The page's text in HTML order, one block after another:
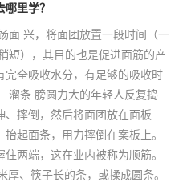
里学？
面 兴，将面团放置一段时间（一
短），其目的也是促进面筋的产
完全吸收水分，有足够的吸收时
溜条 膀圆力大的年轻人反复捣
摔倒，然后将面团放在面板
起面条，用力摔倒在案板上。
两端，这在业内被称为顺筋。
、筷子长的条，或揉成圆条。